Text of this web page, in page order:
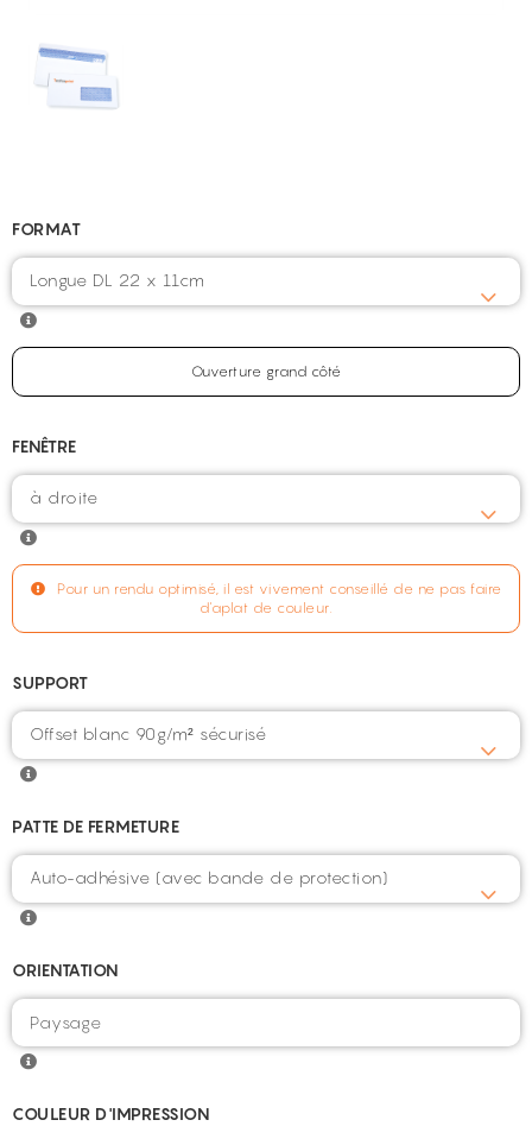
FORMAT
Longue DL 22 x 11cm
Ouverture grand côté
FENÊTRE
à droite
Pour un rendu optimisé, il est vivement conseillé de ne pas faire
d'aplat de couleur.
SUPPORT
Offset blanc 90g/m² sécurisé
PATTE DE FERMETURE
Auto-adhésive (avec bande de protection)
ORIENTATION
COULEUR D'IMPRESSION